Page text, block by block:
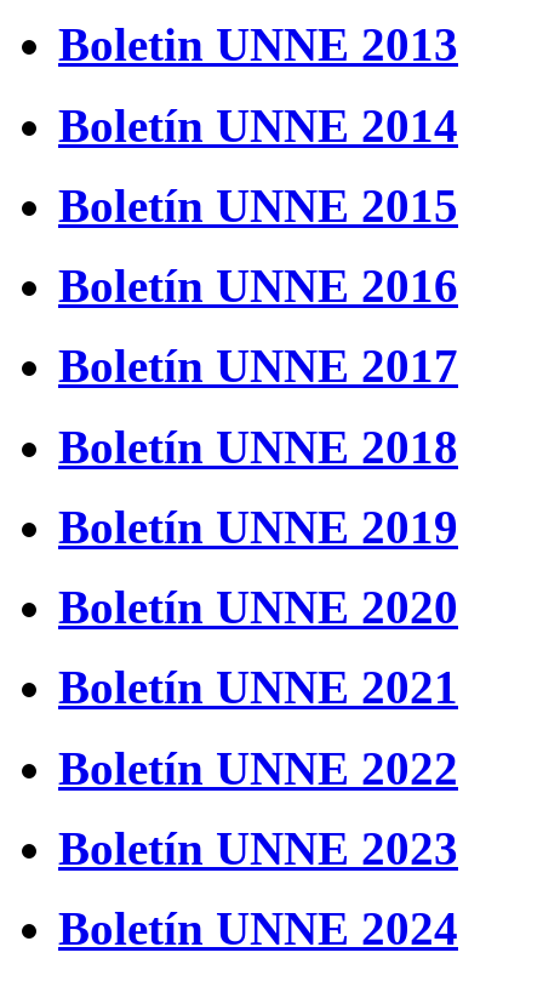
Boletin UNNE 2013
Boletín UNNE 2014
Boletín UNNE 2015
Boletín UNNE 2016
Boletín UNNE 2017
Boletín UNNE 2018
Boletín UNNE 2019
Boletín UNNE 2020
Boletín UNNE 2021
Boletín UNNE 2022
Boletín UNNE 2023
Boletín UNNE 2024